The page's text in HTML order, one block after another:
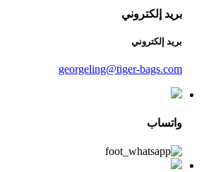
بريد إلكتروني
بريد إلكتروني
georgeling@tiger-bags.com
واتساب